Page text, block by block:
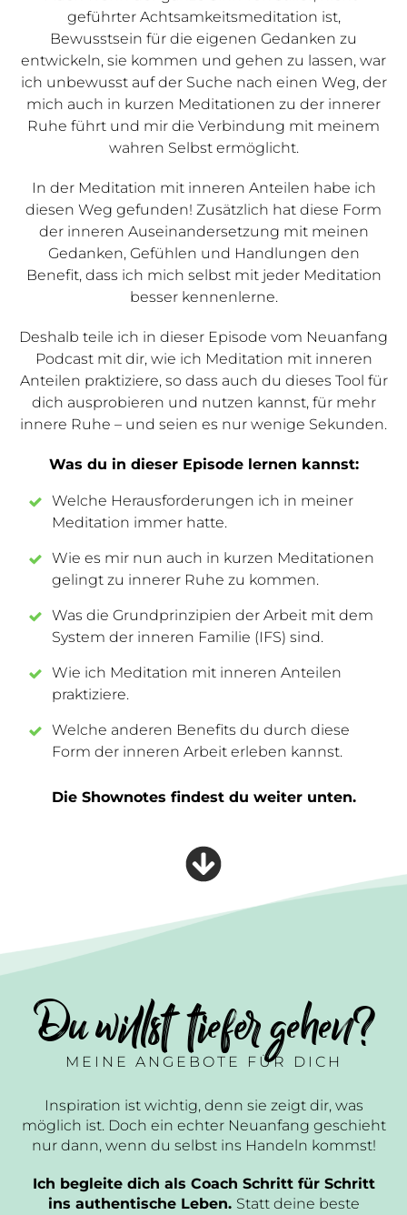
geführter Achtsamkeitsmeditation ist,
Bewusstsein für die eigenen Gedanken zu
entwickeln, sie kommen und gehen zu lassen, war
ich unbewusst auf der Suche nach einen Weg, der
mich auch in kurzen Meditationen zu der innerer
Ruhe führt und mir die Verbindung mit meinem
wahren Selbst ermöglicht.
In der Meditation mit inneren Anteilen habe ich
diesen Weg gefunden! Zusätzlich hat diese Form
der inneren Auseinandersetzung mit meinen
Gedanken, Gefühlen und Handlungen den
Benefit, dass ich mich selbst mit jeder Meditation
besser kennenlerne.
Deshalb teile ich in dieser Episode vom Neuanfang
Podcast mit dir, wie ich Meditation mit inneren
Anteilen praktiziere, so dass auch du dieses Tool für
dich ausprobieren und nutzen kannst, für mehr
innere Ruhe – und seien es nur wenige Sekunden.
Was du in dieser Episode lernen kannst:
Welche Herausforderungen ich in meiner
Meditation immer hatte.
Wie es mir nun auch in kurzen Meditationen
gelingt zu innerer Ruhe zu kommen.
Was die Grundprinzipien der Arbeit mit dem
System der inneren Familie (IFS) sind.
Wie ich Meditation mit inneren Anteilen
praktiziere.
Welche anderen Benefits du durch diese
Form der inneren Arbeit erleben kannst.
Die Shownotes findest du weiter unten.
Du willst tiefer gehen?
MEINE ANGEBOTE FÜR DICH
Inspiration ist wichtig, denn sie zeigt dir, was
möglich ist. Doch ein echter Neuanfang geschieht
nur dann, wenn du selbst ins Handeln kommst!
Ich begleite dich als Coach Schritt für Schritt
ins authentische Leben. Statt deine beste